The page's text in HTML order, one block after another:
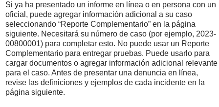
Si ya ha presentado un informe en línea o en persona con un
oficial, puede agregar información adicional a su caso
seleccionando “Reporte Complementario” en la página
siguiente. Necesitará su número de caso (por ejemplo, 2023-
00800001) para completar esto. No puede usar un Reporte
Complementario para entregar pruebas. Puede usarlo para
cargar documentos o agregar información adicional relevante
para el caso. Antes de presentar una denuncia en línea,
revise las definiciones y ejemplos de cada incidente en la
página siguiente.